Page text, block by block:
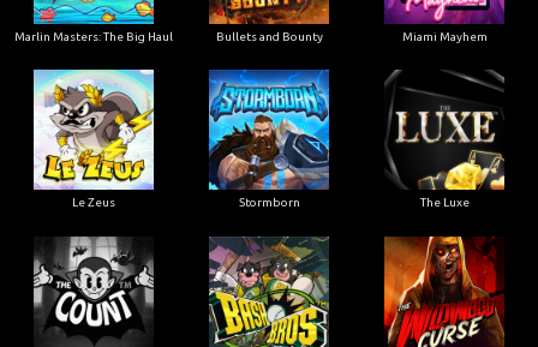
Marlin Masters: The Big Haul Bullets and Bounty Miami Mayhem
Le Zeus Stormborn The Luxe